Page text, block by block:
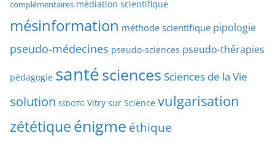
i
c
e
e
complémentaires médiation scientifique
mésinformation méthode scientifique pipologie
pseudo-médecines pseudo-sciences pseudo-thérapies
pédagogie santésciences Sciences de la Vie
solution SSDOTG Vitry sur Science vulgarisation
zététiqueénigme éthique